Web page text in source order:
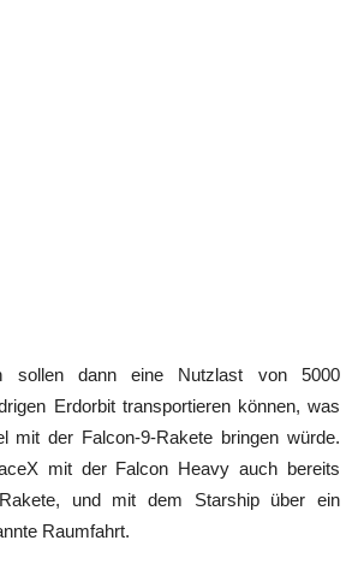
sollen dann eine Nutzlast von 5000
Erdorbit transportieren können, was
mit der Falcon-9-Rakete bringen würde.
mit der Falcon Heavy auch bereits
und mit dem Starship über ein
Raumfahrt.